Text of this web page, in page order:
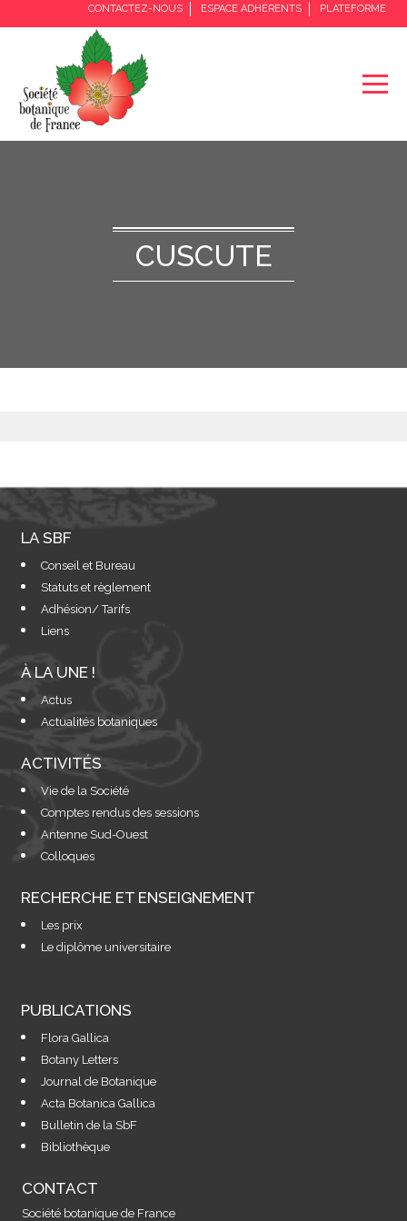
CONTACTEZ-NOUS ESPACE ADHÉRENTS PLATEFORME
CUSCUTE
LA SBF
Conseil et Bureau
Statuts et règlement
Adhésion/ Tarifs
Liens
À LA UNE !
Actus
Actualités botaniques
ACTIVITÉS
Vie de la Société
Comptes rendus des sessions
Antenne Sud-Ouest
Colloques
RECHERCHE ET ENSEIGNEMENT
Les prix
Le diplôme universitaire
PUBLICATIONS
Flora Gallica
Botany Letters
Journal de Botanique
Acta Botanica Gallica
Bulletin de la SbF
Bibliothèque
CONTACT
Société botanique de France